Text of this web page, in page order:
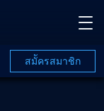
สมััครสมาชิก